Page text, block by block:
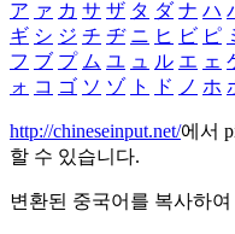
ア ァ カ サ ザ タ ダ ナ ハ
ギ シ ジ チ ヂ ニ ヒ ビ ピ
フ ブ プ ム ユ ュ ル エ ェ
ォ コ ゴ ソ ゾ ト ド ノ ホ
http://chineseinput.net/에서
할 수 있습니다.
변환된 중국어를 복사하